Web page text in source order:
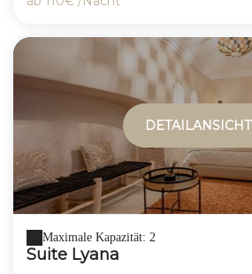
DETAILANSICHT
Maximale Kapazität: 2
Suite Lyana